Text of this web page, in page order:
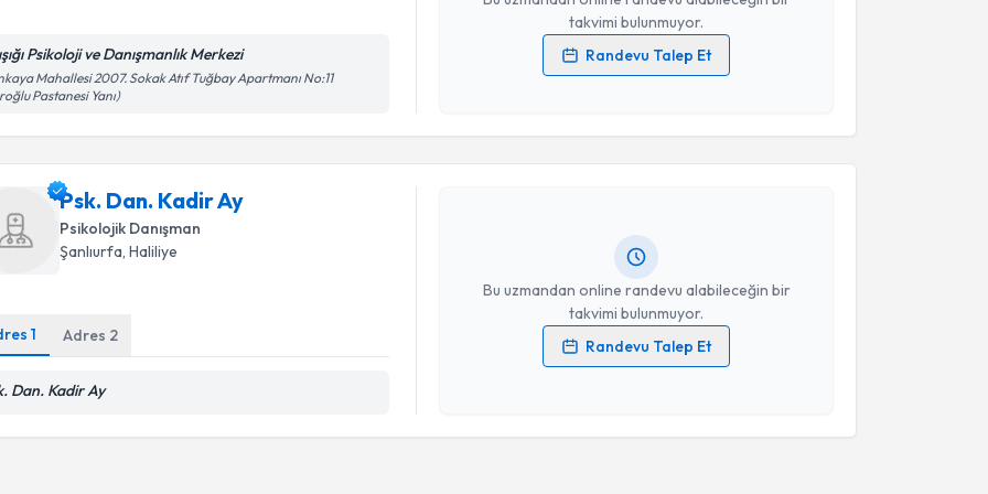
Psikoloji ve Danışmanlık Merkezi
Mahallesi 2007. Sokak Atıf Tuğbay Apartmanı No:11
Pastanesi Yanı)
takvimi bulunmuyor.
Randevu Talep Et
Kişisel verilerimin işlenmesine ilişkinAydınlatma Metni
Psk. Dan. Kadir Ay
Psikolojik Danışman
Şanlıurfa, Haliliye
1 Adres 2
Dan. Kadir Ay
Bu uzmandan online randevu alabileceğin bir
takvimi bulunmuyor.
Randevu Talep Et
Kişisel verilerimin işlenmesine ilişkinAydınlatma Metni